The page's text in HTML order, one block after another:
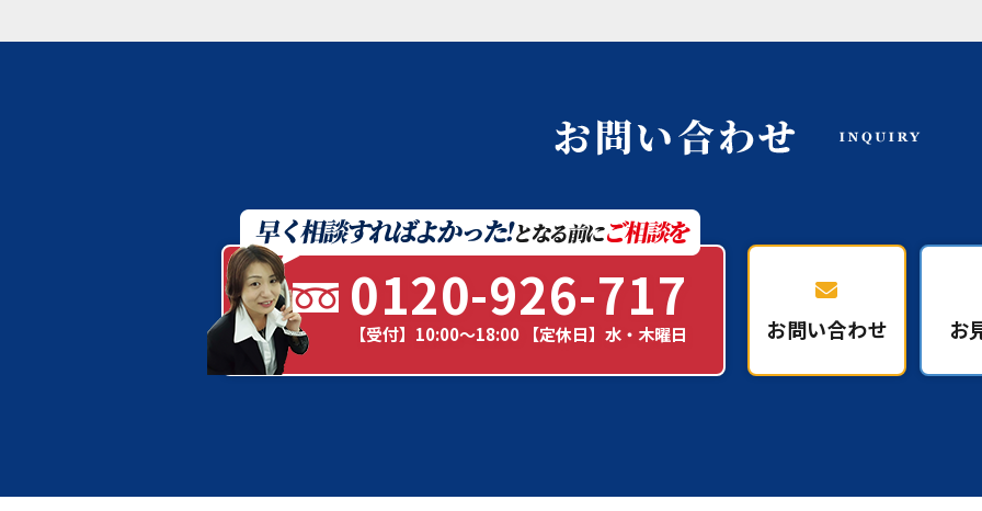
0120-926-717
【受付】10:00～18:00 【定休日】水・木曜日 お問い合わせ お